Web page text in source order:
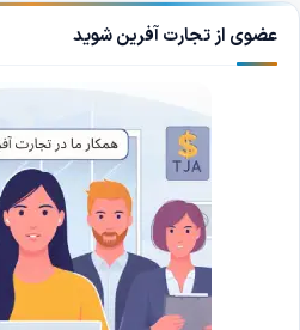
عضوی از تجارت آفرین شوید